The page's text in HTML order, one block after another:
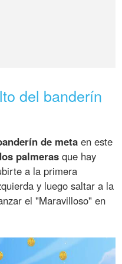
del banderín
de meta en este
palmeras que hay
a la primera
y luego saltar a la
el "Maravilloso" en